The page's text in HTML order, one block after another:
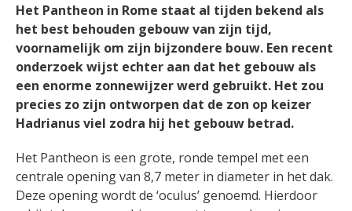
Het Pantheon in Rome staat al tijden bekend als
het best behouden gebouw van zijn tijd,
voornamelijk om zijn bijzondere bouw. Een recent
onderzoek wijst echter aan dat het gebouw als
een enorme zonnewijzer werd gebruikt. Het zou
precies zo zijn ontworpen dat de zon op keizer
Hadrianusviel zodra hij het gebouw betrad.
Het Pantheon is een grote, ronde tempel met een
centrale opening van 8,7 meter in diameter in het dak.
Deze opening wordt de ‘oculus’ genoemd. Hierdoor